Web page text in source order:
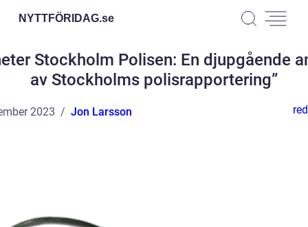
NYTTFÖRIDAG.se
Stockholm Polisen: En djupgående
av Stockholms polisrapportering”
2023 Jon Larsson